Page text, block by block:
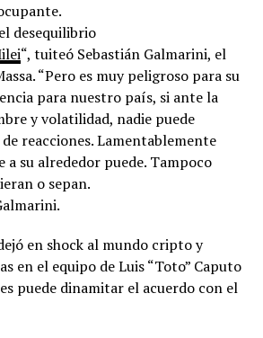
desequilibrio
“, tuiteó Sebastián Galmarini, el
“Pero es muy peligroso para su
para nuestro país, si ante la
y volatilidad, nadie puede
reacciones. Lamentablemente
a su alrededor puede. Tampoco
o sepan.
en shock al mundo cripto y
en el equipo de Luis “Toto” Caputo
puede dinamitar el acuerdo con el